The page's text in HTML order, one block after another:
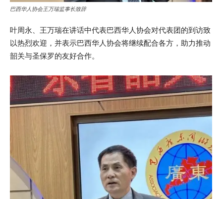
巴西华人协会王万瑞监事长致辞
叶周永、王万瑞在讲话中代表巴西华人协会对代表团的到访致
以热烈欢迎，并表示巴西华人协会将继续配合各方，助力推动
韶关与圣保罗的友好合作。